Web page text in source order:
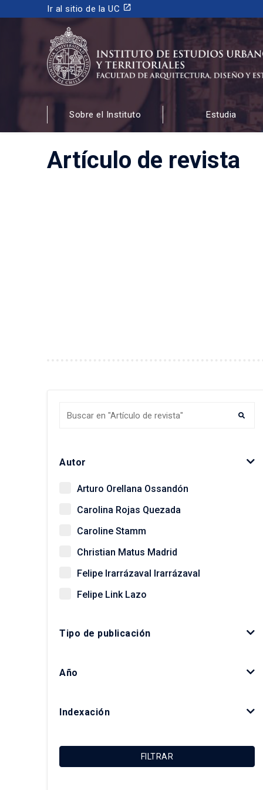
Ir al sitio de la UC launch
INSTITUTO DE ESTUDIOS URBANOS
Y TERRITORIALES
FACULTAD DE ARQUITECTURA, DISEÑO Y ESTUDIOS
Sobre el Instituto Estudia
Artículo de revista
Autor
Arturo Orellana Ossandón
Carolina Rojas Quezada
Caroline Stamm
Christian Matus Madrid
Felipe Irarrázaval Irarrázaval
Felipe Link Lazo
Gonzalo Salazar Preece
Tipo de publicación
Año
Indexación
FILTRAR